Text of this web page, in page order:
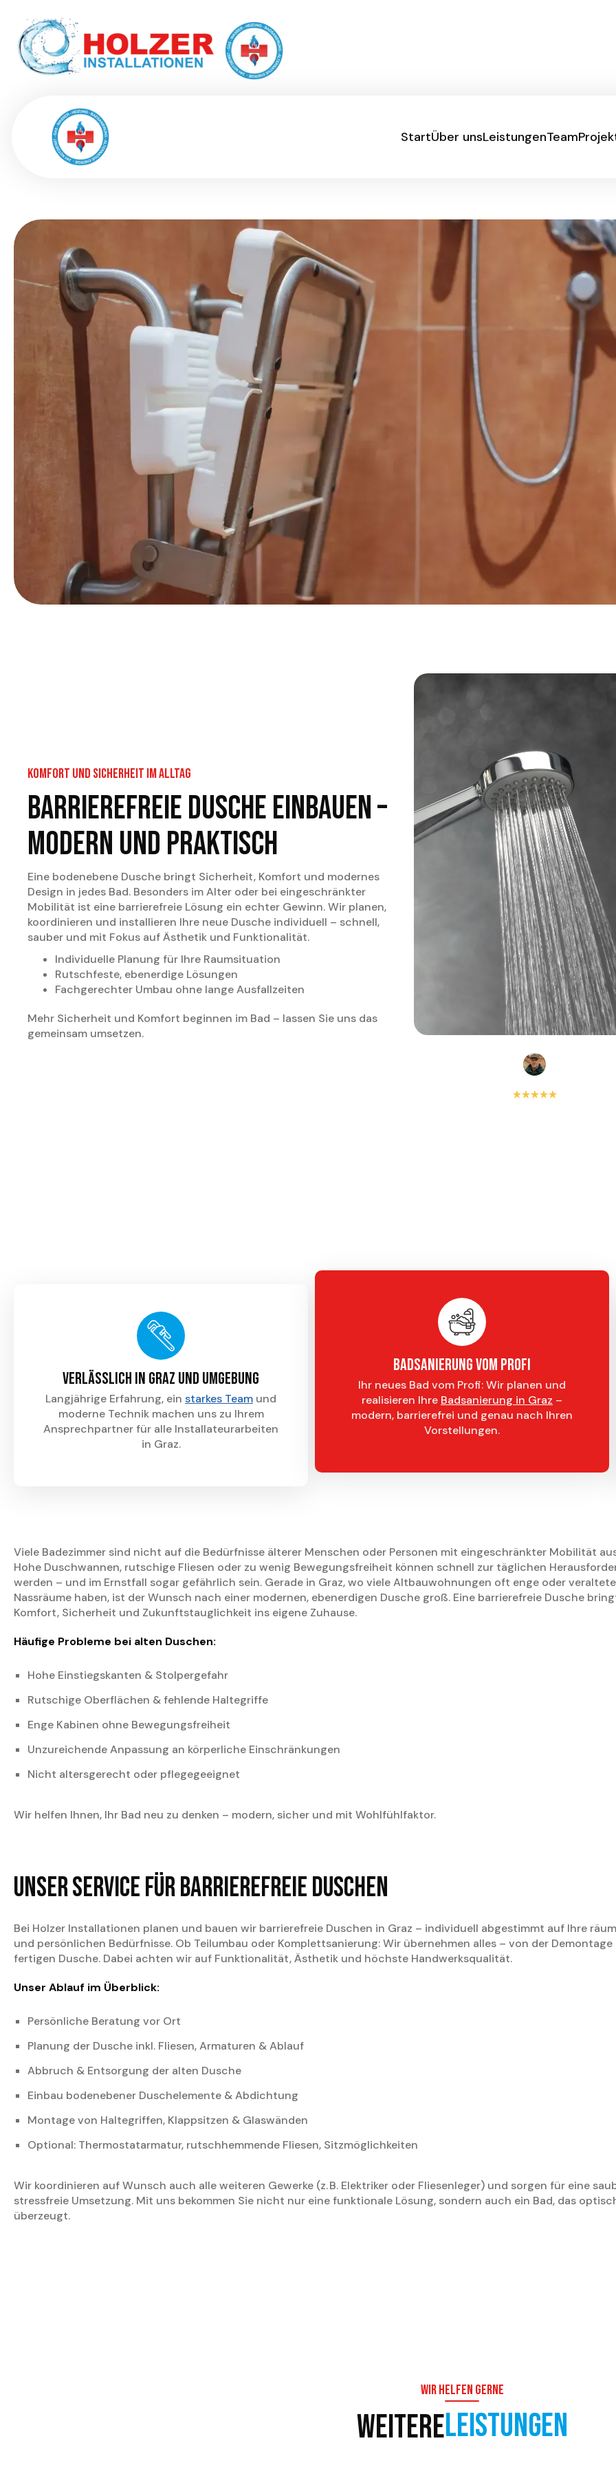
StartÜber unsLeistungenTeam
sicher, modern, durchdacht
Komfort und Sicherheit im Alltag
Barrierefreie Dusche einbauen –
modern und praktisch
Eine bodenebene Dusche bringt Sicherheit, Komfort und modernes
Design in jedes Bad. Besonders im Alter oder bei eingeschränkter
Mobilität ist eine barrierefreie Lösung ein echter Gewinn. Wir planen,
koordinieren und installieren Ihre neue Dusche individuell – schnell,
sauber und mit Fokus auf Ästhetik und Funktionalität.
Individuelle Planung für Ihre Raumsituation
Rutschfeste, ebenerdige Lösungen
Fachgerechter Umbau ohne lange Ausfallzeiten
Mehr Sicherheit und Komfort beginnen im Bad – lassen Sie uns das
gemeinsam umsetzen.
basierend auf145
Verlässlich in Graz und Umgebung
Langjährige Erfahrung, ein starkes Team und
moderne Technik machen uns zu Ihrem
Ansprechpartner für alle Installateurarbeiten
in Graz.
Badsanierung vom Profi
Ihr neues Bad vom Profi: Wir planen und
realisieren Ihre Badsanierung in Graz –
modern, barrierefrei und genau nach Ihren
Vorstellungen.
Viele Badezimmer sind nicht auf die Bedürfnisse älterer Menschen oder Personen mit eingeschränkter Mobilität
Hohe Duschwannen, rutschige Fliesen oder zu wenig Bewegungsfreiheit können schnell zur täglichen
werden – und im Ernstfall sogar gefährlich sein. Gerade in Graz, wo viele Altbauwohnungen oft enge oder veraltete
Nassräume haben, ist der Wunsch nach einer modernen, ebenerdigen Dusche groß. Eine barrierefreie Dusche
Komfort, Sicherheit und Zukunftstauglichkeit ins eigene Zuhause.
Häufige Probleme bei alten Duschen:
Hohe Einstiegskanten & Stolpergefahr
Rutschige Oberflächen & fehlende Haltegriffe
Enge Kabinen ohne Bewegungsfreiheit
Unzureichende Anpassung an körperliche Einschränkungen
Nicht altersgerecht oder pflegegeeignet
Wir helfen Ihnen, Ihr Bad neu zu denken – modern, sicher und mit Wohlfühlfaktor.
Unser Service für barrierefreie Duschen
Bei Holzer Installationen planen und bauen wir barrierefreie Duschen in Graz – individuell abgestimmt auf Ihre
und persönlichen Bedürfnisse. Ob Teilumbau oder Komplettsanierung: Wir übernehmen alles – von der Demontage
fertigen Dusche. Dabei achten wir auf Funktionalität, Ästhetik und höchste Handwerksqualität.
Unser Ablauf im Überblick:
Persönliche Beratung vor Ort
Planung der Dusche inkl. Fliesen, Armaturen & Ablauf
Abbruch & Entsorgung der alten Dusche
Einbau bodenebener Duschelemente & Abdichtung
Montage von Haltegriffen, Klappsitzen & Glaswänden
Optional: Thermostatarmatur, rutschhemmende Fliesen, Sitzmöglichkeiten
Wir koordinieren auf Wunsch auch alle weiteren Gewerke (z. B. Elektriker oder Fliesenleger) und sorgen für eine
stressfreie Umsetzung. Mit uns bekommen Sie nicht nur eine funktionale Lösung, sondern auch ein Bad, das
überzeugt.
Wir helfen gerne
WeitereLeistungen